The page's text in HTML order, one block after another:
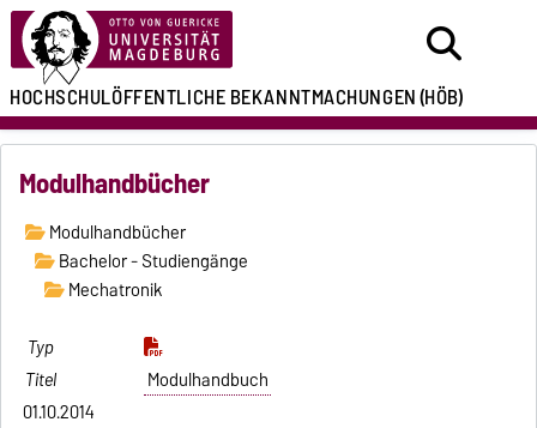
HOCHSCHULÖFFENTLICHEBEKANNTMACHUNGEN(HÖB)
Modulhandbücher
Modulhandbücher
Bachelor - Studiengänge
Mechatronik
Modulhandbuch
01.10.2014